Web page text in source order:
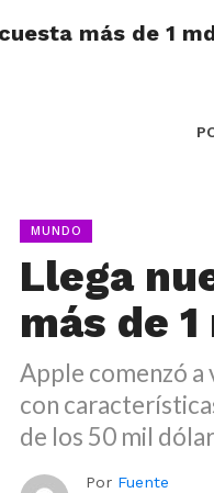
más de 1
MUNDO
Llega
más de
Apple comenzó a
con
de los 50 mil
Por Fuente